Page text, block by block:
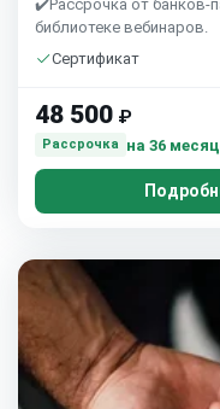
✔️Рассрочка от банков-
библиотеке вебинаров.
Сертификат
48 500 ₽
Рассрочка на 36